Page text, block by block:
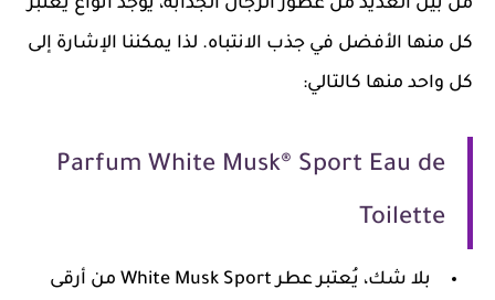
كل منها الأفضل في جذب الانتباه. لذا يمكننا الإشارة إلى
كل واحد منها كالتالي:
Parfum White Musk® Sport Eau de
Toilette
بلا شك، يُعتبر عطر White Musk Sport من أرقى